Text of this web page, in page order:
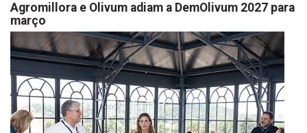
Agromillora e Olivum adiam a DemOlivum 2027 para
março